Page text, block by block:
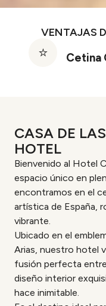
VENTAJAS
Cetina
CASA DE
HOTEL
Bienvenido al Hotel
espacio único en
encontramos en el
artística de España,
vibrante.
Ubicado en el
Arias, nuestro hotel
fusión perfecta
diseño interior
hace inimitable.